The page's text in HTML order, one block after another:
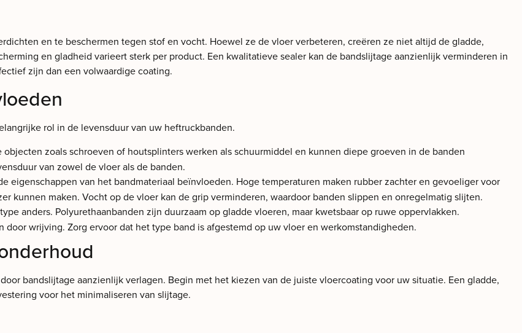
en te beschermen tegen stof en vocht. Hoewel ze de vloer verbeteren, creëren ze niet altijd de gladde,
en gladheid varieert sterk per product. Een kwalitatieve sealer kan de bandslijtage aanzienlijk verminderen in
zijn dan een volwaardige coating.
rol in de levensduur van uw heftruckbanden.
zoals schroeven of houtsplinters werken als schuurmiddel en kunnen diepe groeven in de banden
van zowel de vloer als de banden.
eigenschappen van het bandmateriaal beïnvloeden. Hoge temperaturen maken rubber zachter en gevoeliger voor
kunnen maken. Vocht op de vloer kan de grip verminderen, waardoor banden slippen en onregelmatig slijten.
anders. Polyurethaanbanden zijn duurzaam op gladde vloeren, maar kwetsbaar op ruwe oppervlakken.
wrijving. Zorg ervoor dat het type band is afgestemd op uw vloer en werkomstandigheden.
bandslijtage aanzienlijk verlagen. Begin met het kiezen van de juiste vloercoating voor uw situatie. Een gladde,
voor het minimaliseren van slijtage.